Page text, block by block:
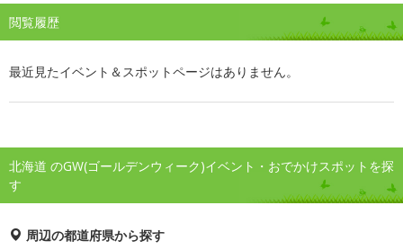
閲覧履歴
最近見たイベント＆スポットページはありません。
北海道 のGW(ゴールデンウィーク)イベント・おでかけスポットを探
す
周辺の都道府県から探す